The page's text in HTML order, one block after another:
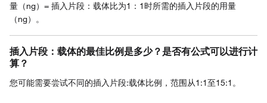
量（ng）= 插入片段：载体比为1：1时所需的插入片段的用量
（ng）。
插入片段：载体的最佳比例是多少？是否有公式可以进行计
算？
您可能需要尝试不同的插入片段:载体比例，范围从1:1至15:1。